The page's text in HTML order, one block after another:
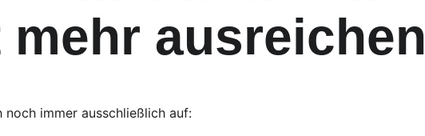
ausreichen
noch immer ausschließlich auf: